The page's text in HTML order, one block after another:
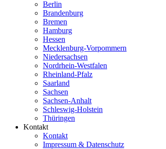
Berlin
Brandenburg
Bremen
Hamburg
Hessen
Mecklenburg-Vorpommern
Niedersachsen
Nordrhein-Westfalen
Rheinland-Pfalz
Saarland
Sachsen
Sachsen-Anhalt
Schleswig-Holstein
Thüringen
Kontakt
Kontakt
Impressum & Datenschutz